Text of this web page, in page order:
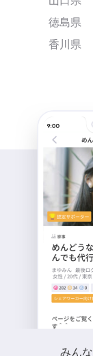
徳島県
香川県
みん